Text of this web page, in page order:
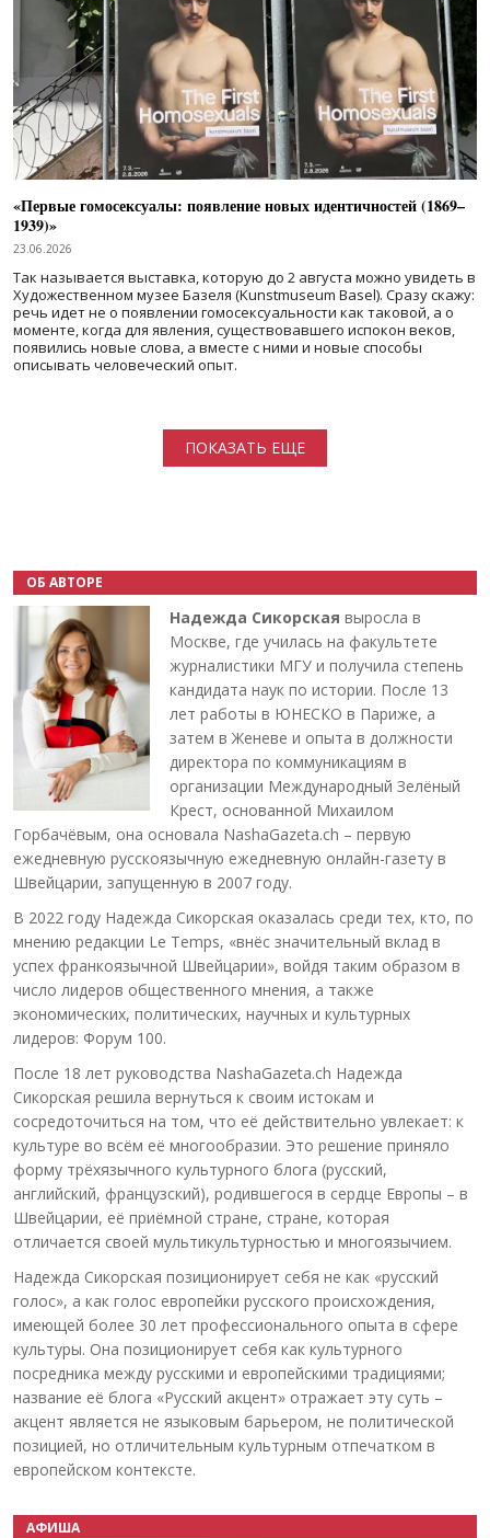
«Первые гомосексуалы: появление новых идентичностей (1869–
1939)»
23.06.2026
Так называется выставка, которую до 2 августа можно увидеть в
Художественном музее Базеля (Kunstmuseum Basel). Сразу скажу:
речь идет не о появлении гомосексуальности как таковой, а о
моменте, когда для явления, существовавшего испокон веков,
появились новые слова, а вместе с ними и новые способы
описывать человеческий опыт.
ПОКАЗАТЬ ЕЩЕ
ОБ АВТОРЕ
Надежда Сикорская выросла в
Москве, где училась на факультете
журналистики МГУ и получила степень
кандидата наук по истории. После 13
лет работы в ЮНЕСКО в Париже, а
затем в Женеве и опыта в должности
директора по коммуникациям в
организации Международный Зелёный
Крест, основанной Михаилом
Горбачёвым, она основала NashaGazeta.ch – первую
ежедневную русскоязычную ежедневную онлайн-газету в
Швейцарии, запущенную в 2007 году.
В 2022 году Надежда Сикорская оказалась среди тех, кто, по
мнению редакции Le Temps, «внёс значительный вклад в
успех франкоязычной Швейцарии», войдя таким образом в
число лидеров общественного мнения, а также
экономических, политических, научных и культурных
лидеров: Форум 100.
После 18 лет руководства NashaGazeta.ch Надежда
Сикорская решила вернуться к своим истокам и
сосредоточиться на том, что её действительно увлекает: к
культуре во всём её многообразии. Это решение приняло
форму трёхязычного культурного блога (русский,
английский, французский), родившегося в сердце Европы – в
Швейцарии, её приёмной стране, стране, которая
отличается своей мультикультурностью и многоязычием.
Надежда Сикорская позиционирует себя не как «русский
голос», а как голос европейки русского происхождения,
имеющей более 30 лет профессионального опыта в сфере
культуры. Она позиционирует себя как культурного
посредника между русскими и европейскими традициями;
название её блога «Русский акцент» отражает эту суть –
акцент является не языковым барьером, не политической
позицией, но отличительным культурным отпечатком в
европейском контексте.
АФИША